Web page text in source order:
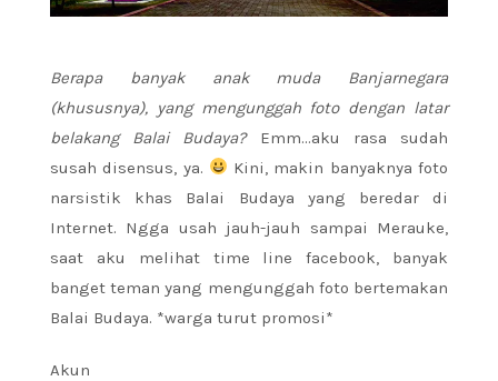
Berapa banyak anak muda Banjarnegara
(khususnya), yang mengunggah foto dengan latar
belakang Balai Budaya?Emm…aku rasa sudah
susah disensus, ya.
Kini, makin banyaknya foto
narsistik khas Balai Budaya yang beredar di
Internet. Ngga usah jauh-jauh sampai Merauke,
saat aku melihat time line facebook, banyak
banget teman yang mengunggah foto bertemakan
Balai Budaya. *warga turut promosi*
Akun